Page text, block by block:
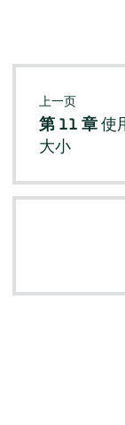
上一页
第 11 章使
大小